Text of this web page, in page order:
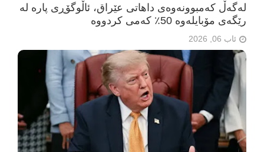
لەگەڵ کەمبوونەوەی داهاتی عێراق، ئاڵوگۆڕی پارە لە
رێگەی مۆبایلەوە 50٪ کەمی کردووە
ئاب 06, 2026